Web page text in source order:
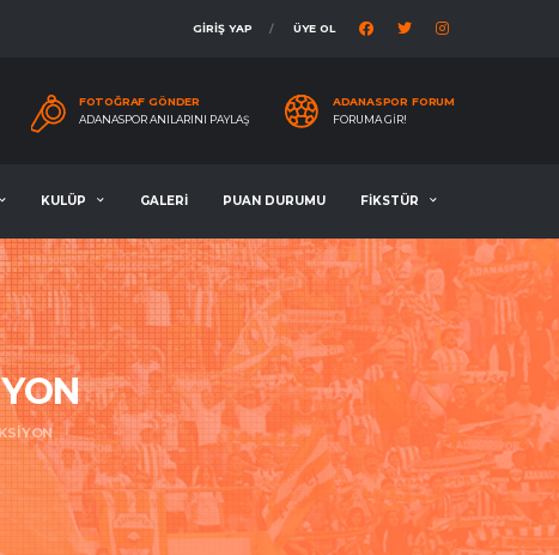
GİRİŞ YAP ÜYE OL
FOTOĞRAF GÖNDER
ADANASPOR ANILARINI PAYLAŞ
ADANASPOR FORUM
FORUMA GIR!
KULÜP GALERİ PUAN DURUMU FİKSTÜR